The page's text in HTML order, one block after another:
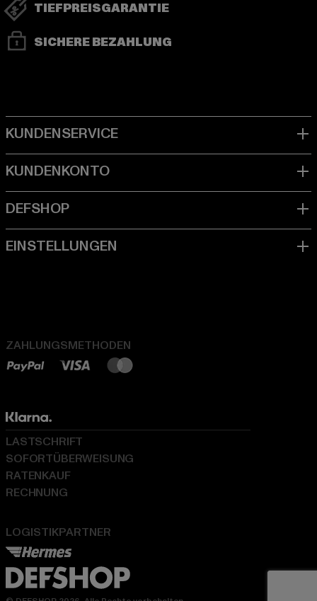
TIEFPREISGARANTIE
SICHERE BEZAHLUNG
ZAHLUNGSMETHODEN
LOGISTIKPARTNER
LASTSCHRIFT
SOFORTÜBERWEISUNG
RATENKAUF
RECHNUNG